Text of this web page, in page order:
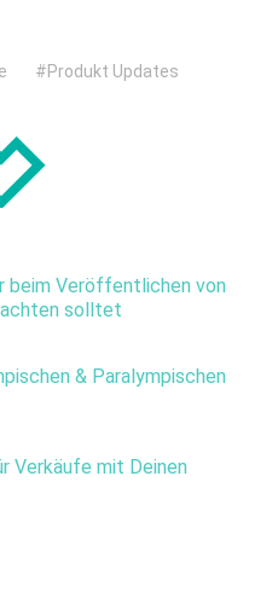
Produkt Updates
beim Veröffentlichen von
solltet
& Paralympischen
Verkäufe mit Deinen